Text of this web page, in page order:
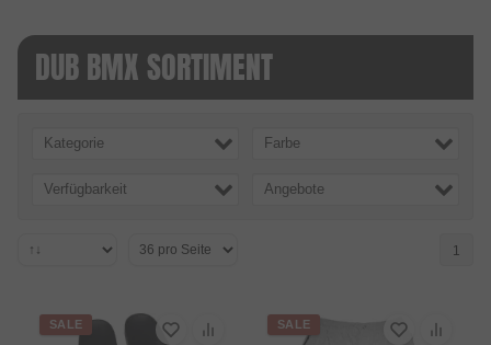
DUB BMX SORTIMENT
Kategorie Farbe
Verfügbarkeit Angebote
1
SALE SALE